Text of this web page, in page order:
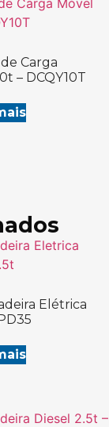
Carga
– DCQY10T
Elétrica